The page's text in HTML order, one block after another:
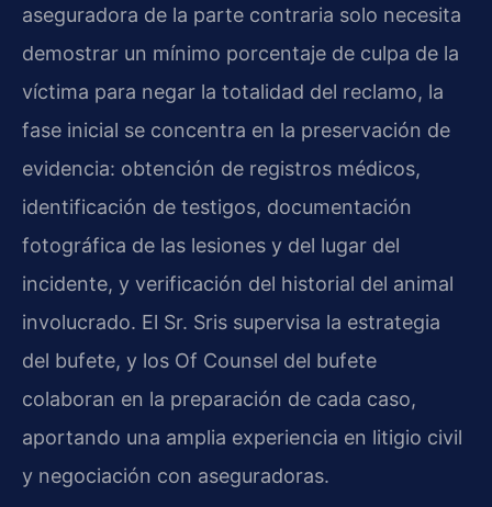
aseguradora de la parte contraria solo necesita
demostrar un mínimo porcentaje de culpa de la
víctima para negar la totalidad del reclamo, la
fase inicial se concentra en la preservación de
evidencia: obtención de registros médicos,
identificación de testigos, documentación
fotográfica de las lesiones y del lugar del
incidente, y verificación del historial del animal
involucrado. El Sr. Sris supervisa la estrategia
del bufete, y los Of Counsel del bufete
colaboran en la preparación de cada caso,
aportando una amplia experiencia en litigio civil
y negociación con aseguradoras.